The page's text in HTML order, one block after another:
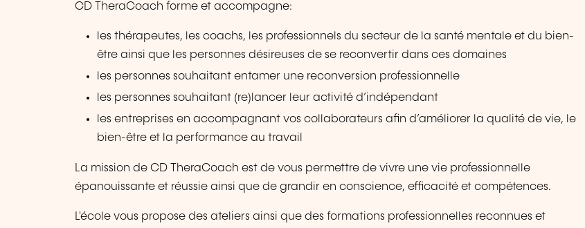
CD TheraCoach forme et accompagne:
les thérapeutes, les coachs, les professionnels du secteur de la santé mentale et du bien-
être ainsi que les personnes désireuses de se reconvertir dans ces domaines
les personnes souhaitant entamer une reconversion professionnelle
les personnes souhaitant (re)lancer leur activité d’indépendant
les entreprises en accompagnant vos collaborateurs afin d’améliorer la qualité de vie, le
bien-être et la performance au travail
La mission de CD TheraCoach est de vous permettre de vivre une vie professionnelle
épanouissante et réussie ainsi que de grandir en conscience, efficacité et compétences.
L'école vous propose des ateliers ainsi que des formations professionnelles reconnues et